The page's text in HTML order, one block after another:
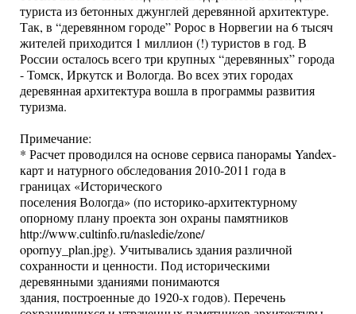
туриста из бетонных джунглей деревянной архитектуре.
Так, в “деревянном городе” Ророс в Норвегии на 6 тысяч
жителей приходится 1 миллион (!) туристов в год. В
России осталось всего три крупных “деревянных” города
- Томск, Иркутск и Вологда. Во всех этих городах
деревянная архитектура вошла в программы развития
туризма.
Примечание:
* Расчет проводился на основе сервиса панорамы Yandex-
карт и натурного обследования 2010-2011 года в
границах «Исторического
поселения Вологда» (по историко-архитектурному
опорному плану проекта зон охраны памятников
http://www.cultinfo.ru/nasledie/zone/
opornyy_plan.jpg). Учитывались здания различной
сохранности и ценности. Под историческими
деревянными зданиями понимаются
здания, построенные до 1920-х годов). Перечень